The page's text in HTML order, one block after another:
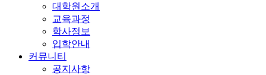
대학원소개
교육과정
학사정보
입학안내
커뮤니티
공지사항